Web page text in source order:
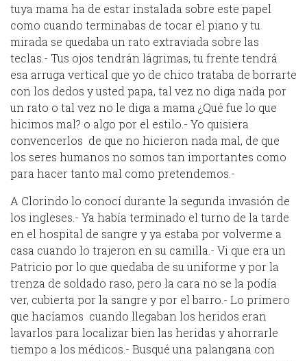
tuya mama ha de estar instalada sobre este papel
como cuando terminabas de tocar el piano y tu
mirada se quedaba un rato extraviada sobre las
teclas.- Tus ojos tendrán lágrimas, tu frente tendrá
esa arruga vertical que yo de chico trataba de borrarte
con los dedos y usted papa, tal vez no diga nada por
un rato o tal vez no le diga a mama ¿Qué fue lo que
hicimos mal? o algo por el estilo.- Yo quisiera
convencerlos de que no hicieron nada mal, de que
los seres humanos no somos tan importantes como
para hacer tanto mal como pretendemos.-
A Clorindo lo conocí durante la segunda invasión de
los ingleses.- Ya había terminado el turno de la tarde
en el hospital de sangre y ya estaba por volverme a
casa cuando lo trajeron en su camilla.- Vi que era un
Patricio por lo que quedaba de su uniforme y por la
trenza de soldado raso, pero la cara no se la podía
ver, cubierta por la sangre y por el barro.- Lo primero
que hacíamos cuando llegaban los heridos eran
lavarlos para localizar bien las heridas y ahorrarle
tiempo a los médicos.- Busqué una palangana con